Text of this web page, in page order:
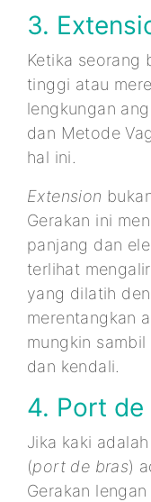
3.
Ketika seorang
tinggi atau
lengkungan
dan Metode
hal ini.
Extension
Gerakan ini
panjang dan
terlihat
yang dilatih
merentangkan
mungkin
dan kendali.
4. Port de
Jika kaki
(port de bras)
Gerakan